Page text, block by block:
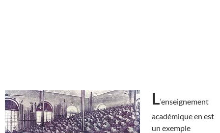
L‘enseignement
académique en est
un exemple